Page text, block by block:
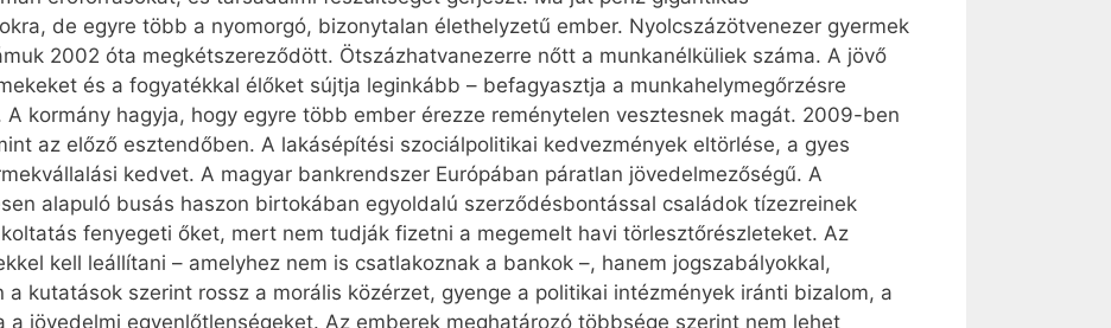
de egyre több a nyomorgó, bizonytalan élethelyzetű ember. Nyolcszázötvenezer gyermek
2002 óta megkétszereződött. Ötszázhatvanezerre nőtt a munkanélküliek száma. A jövő
és a fogyatékkal élőket sújtja leginkább – befagyasztja a munkahelymegőrzésre
kormány hagyja, hogy egyre több ember érezze reménytelen vesztesnek magát. 2009-ben
az előző esztendőben. A lakásépítési szociálpolitikai kedvezmények eltörlése, a gyes
kedvet. A magyar bankrendszer Európában páratlan jövedelmezőségű. A
alapuló busás haszon birtokában egyoldalú szerződésbontással családok tízezreinek
fenyegeti őket, mert nem tudják fizetni a megemelt havi törlesztőrészleteket. Az
kell leállítani – amelyhez nem is csatlakoznak a bankok –, hanem jogszabályokkal,
a kutatások szerint rossz a morális közérzet, gyenge a politikai intézmények iránti bizalom, a
jövedelmi egyenlőtlenségeket. Az emberek meghatározó többsége szerint nem lehet